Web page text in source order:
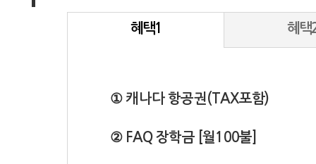
혜택1 혜택
① 캐나다 항공권(TAX포함)
② FAQ 장학금 [월100불]